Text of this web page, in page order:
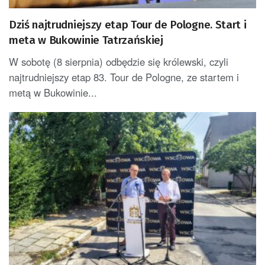
Dziś najtrudniejszy etap Tour de Pologne. Start i
meta w Bukowinie Tatrzańskiej
W sobotę (8 sierpnia) odbędzie się królewski, czyli
najtrudniejszy etap 83. Tour de Pologne, ze startem i
metą w Bukowinie...